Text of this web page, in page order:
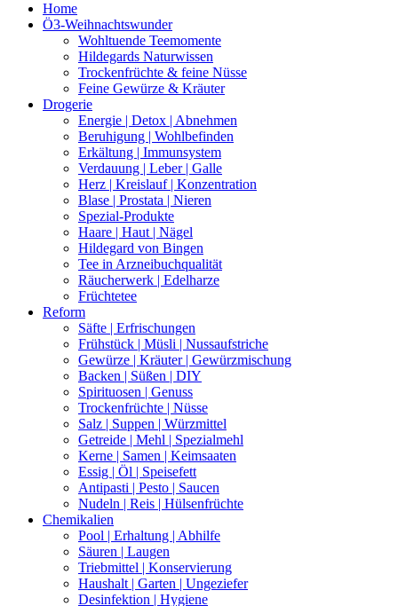
Home
Ö3-Weihnachtswunder
Wohltuende Teemomente
Hildegards Naturwissen
Trockenfrüchte & feine Nüsse
Feine Gewürze & Kräuter
Drogerie
Energie | Detox | Abnehmen
Beruhigung | Wohlbefinden
Erkältung | Immunsystem
Verdauung | Leber | Galle
Herz | Kreislauf | Konzentration
Blase | Prostata | Nieren
Spezial-Produkte
Haare | Haut | Nägel
Hildegard von Bingen
Tee in Arzneibuchqualität
Räucherwerk | Edelharze
Früchtetee
Reform
Säfte | Erfrischungen
Frühstück | Müsli | Nussaufstriche
Gewürze | Kräuter | Gewürzmischung
Backen | Süßen | DIY
Spirituosen | Genuss
Trockenfrüchte | Nüsse
Salz | Suppen | Würzmittel
Getreide | Mehl | Spezialmehl
Kerne | Samen | Keimsaaten
Essig | Öl | Speisefett
Antipasti | Pesto | Saucen
Nudeln | Reis | Hülsenfrüchte
Chemikalien
Pool | Erhaltung | Abhilfe
Säuren | Laugen
Triebmittel | Konservierung
Haushalt | Garten | Ungeziefer
Desinfektion | Hygiene